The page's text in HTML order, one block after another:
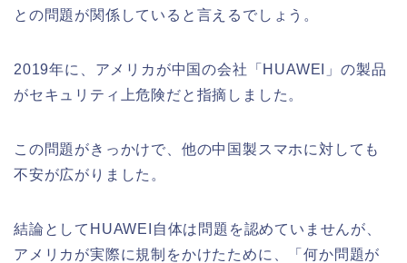
との問題が関係していると言えるでしょう。
2019年に、アメリカが中国の会社「HUAWEI」の製品
がセキュリティ上危険だと指摘しました。
この問題がきっかけで、他の中国製スマホに対しても
不安が広がりました。
結論としてHUAWEI自体は問題を認めていませんが、
アメリカが実際に規制をかけたために、「何か問題が